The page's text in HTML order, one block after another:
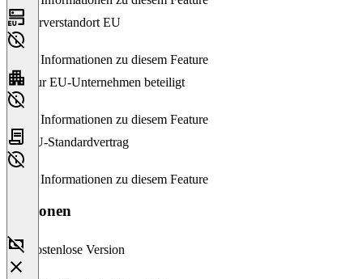
Serverstandort EU
Keine Informationen zu diesem Feature
Nur EU-Unternehmen beteiligt
Keine Informationen zu diesem Feature
EU-Standardvertrag
Keine Informationen zu diesem Feature
Versionen
Kostenlose Version